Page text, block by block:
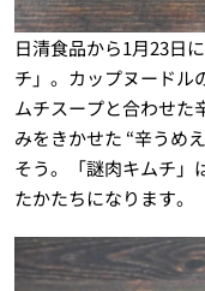
日清食品から1月23日
チ」。カップヌードル
ムチスープと合わせた
みをきかせた “辛うめ
そう。「謎肉キムチ」
たかたちになります。